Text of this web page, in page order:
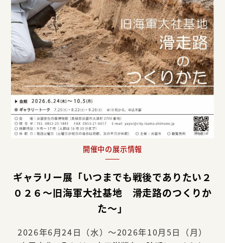
開催中の展示情報
ギャラリー展「いつまでも戦後でありたい２
０２６～旧海軍大社基地 滑走路のつくりか
た～」
2026年6月24日（水）～2026年10月5日（月）